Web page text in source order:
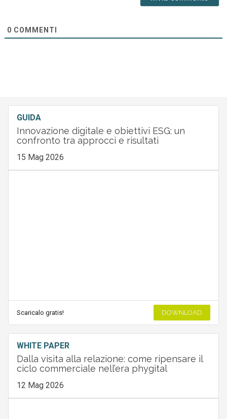
0 COMMENTI
GUIDA
Innovazione digitale e obiettivi ESG: un
confronto tra approcci e risultati
15 Mag 2026
Scaricalo gratis! DOWNLOAD
WHITE PAPER
Dalla visita alla relazione: come ripensare il
ciclo commerciale nell’era phygital
12 Mag 2026